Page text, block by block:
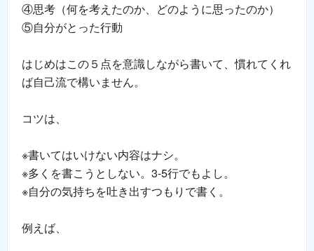
④思考（何を考えたのか、どのように思ったのか）
⑤自分がとった行動
はじめはこの５点を意識しながら書いて、慣れてくれ
ば自己流で構いません。
コツは、
※書いてはいけない内容はナシ。
※多くを書こうとしない。3-5行でもよし。
※自分の気持ちを吐き出すつもりで書く。
例えば、